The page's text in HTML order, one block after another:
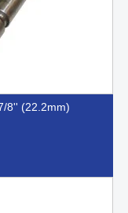
8'' (22.2mm)